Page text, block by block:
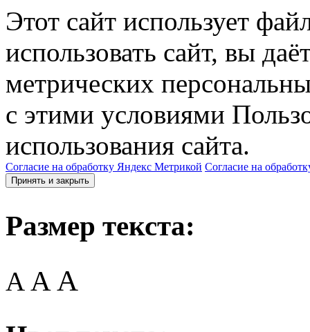
Этот сайт использует
использовать сайт, вы
метрических
с этими условиями
использования сайта.
Согласие на обработку Яндекс Метрикой Согласие на
Принять и закрыть
Размер текста:
A AA